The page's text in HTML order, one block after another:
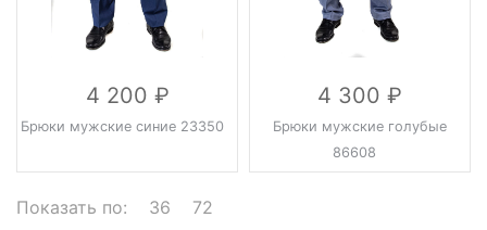
4 200
Брюки мужские синие 23350
4 300
Брюки мужские голубые
86608
Показать по: 36 72